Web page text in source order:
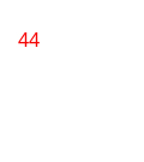
44